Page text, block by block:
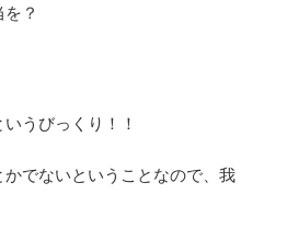
？
うびっくり！！
でないということなので、我